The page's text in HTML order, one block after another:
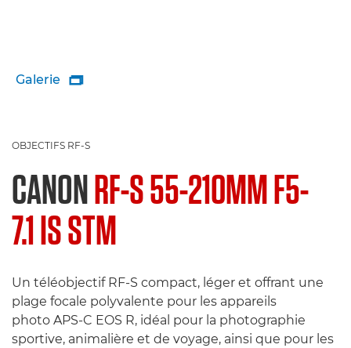
Galerie 
OBJECTIFS RF-S
CANONRF-S 55-210MM F5-
7.1 IS STM
Un téléobjectif RF-S compact, léger et offrant une
plage focale polyvalente pour les appareils
photo APS-C EOS R, idéal pour la photographie
sportive, animalière et de voyage, ainsi que pour les